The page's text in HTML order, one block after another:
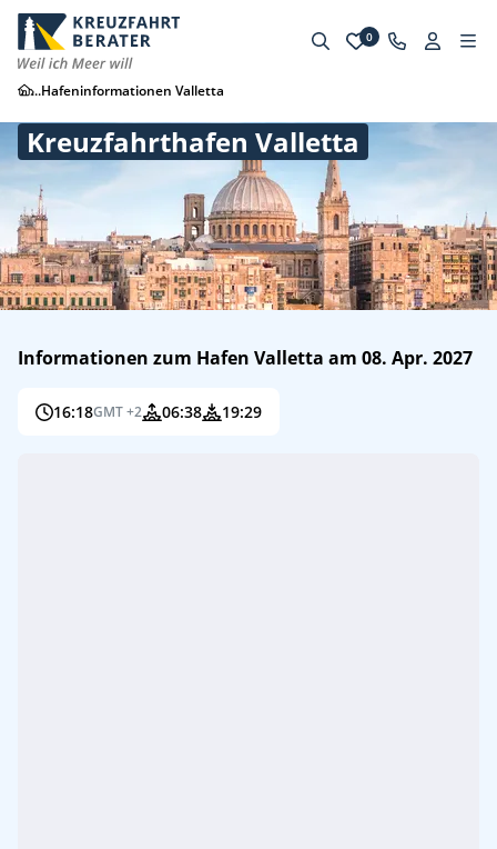
0
...Hafeninformationen Valletta
Kreuzfahrthafen Valletta
Informationen zum Hafen Valletta am 08. Apr. 2027
16:18GMT +2 06:38 19:29